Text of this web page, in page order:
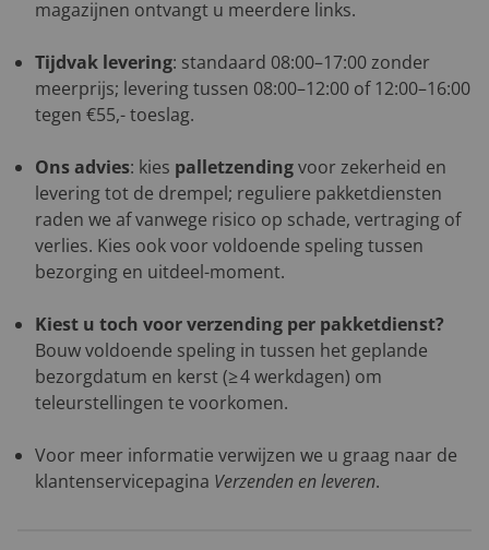
magazijnen ontvangt u meerdere links.
Tijdvak levering: standaard 08:00–17:00 zonder
meerprijs; levering tussen 08:00–12:00 of 12:00–16:00
tegen €55,- toeslag.
Ons advies: kies palletzendingvoor zekerheid en
levering tot de drempel; reguliere pakketdiensten
raden we af vanwege risico op schade, vertraging of
verlies. Kies ook voor voldoende speling tussen
bezorging en uitdeel-moment.
Kiest u toch voor verzending per pakketdienst?
Bouw voldoende speling in tussen het geplande
bezorgdatum en kerst (≥ 4 werkdagen) om
teleurstellingen te voorkomen.
Voor meer informatie verwijzen we u graag naar de
klantenservicepagina Verzenden en leveren.